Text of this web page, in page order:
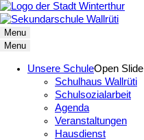
Menu
Menu
Unsere SchuleOpen Slide
Schulhaus Wallrüti
Schulsozialarbeit
Agenda
Veranstaltungen
Hausdienst